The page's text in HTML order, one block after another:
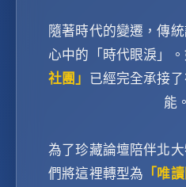
隨著時代的變遷，傳
心中的「時代眼淚」。
社團」 已經完全承接
能。
為了珍藏論壇陪伴北
們將這裡轉型為 「唯